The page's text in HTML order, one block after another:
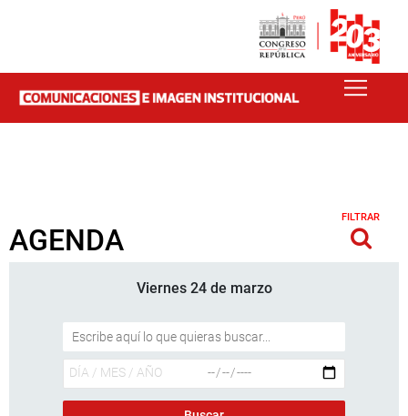
AGENDA
FILTRAR
Viernes 24 de marzo